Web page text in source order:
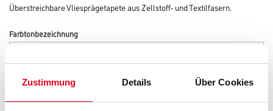
Zustimmung Details Über Cookies
Überstreichbare Vliesprägetapete aus Zellstoff- und Textilfasern.
Farbtonbezeichnung
Länge in centimeter